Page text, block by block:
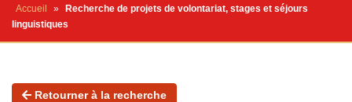
Accueil »
Recherche de projets de volontariat, stages et séjours
linguistiques
Retourner à la recherche